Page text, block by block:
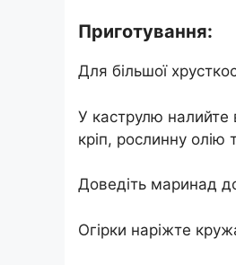
Приготування:
Для більшої
У каструлю налийте
кріп, рослинну олію
Доведіть маринад
Огірки наріжте